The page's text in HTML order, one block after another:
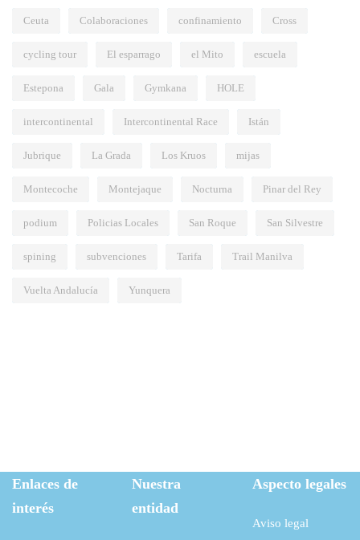
Ceuta Colaboraciones confinamiento Cross
cycling tour El esparrago el Mito escuela
Estepona Gala Gymkana HOLE
intercontinental Intercontinental Race Istán
Jubrique La Grada Los Kruos mijas
Montecoche Montejaque Nocturna Pinar del Rey
podium Policias Locales San Roque San Silvestre
spining subvenciones Tarifa Trail Manilva
Vuelta Andalucía Yunquera
Enlaces de
interés
Nuestra
entidad
Aspecto legales
Aviso legal